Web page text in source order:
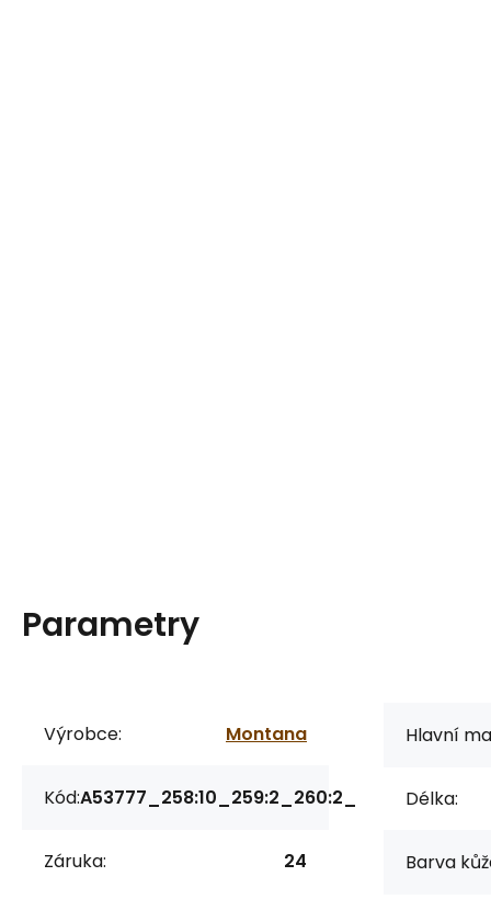
Parametry
Výrobce: Montana
Kód:A53777_258:10_259:2_260:2_
Záruka: 24
Hlavní
Délka:
Barva